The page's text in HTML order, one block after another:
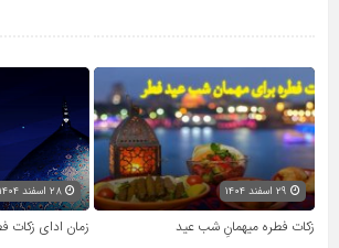
زکات فطره میهمانِ شب عید زمان ادای زکات